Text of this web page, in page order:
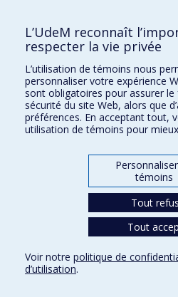
LinkedIn
YouTube
Toutes nos présences sociales
École de français
Centre de perfectionnement
Abonnez-vous à notre infolettre
Paramètres des témoins
L’UdeM reconnaît
respecter la vie privée
L’utilisation de témoins nous
personnaliser votre expérience
sont obligatoires pour assurer
sécurité du site Web, alors que
préférences. En acceptant tout,
utilisation de témoins pour
témoins
Tout
Tout
Voir notre politique de
d’utilisation.